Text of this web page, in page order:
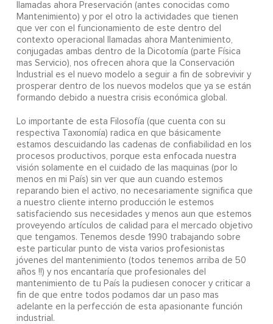
llamadas ahora Preservación (antes conocidas como
Mantenimiento) y por el otro la actividades que tienen
que ver con el funcionamiento de este dentro del
contexto operacional llamadas ahora Mantenimiento,
conjugadas ambas dentro de la Dicotomía (parte Física
mas Servicio), nos ofrecen ahora que la Conservación
Industrial es el nuevo modelo a seguir a fin de sobrevivir y
prosperar dentro de los nuevos modelos que ya se están
formando debido a nuestra crisis económica global.
Lo importante de esta Filosofía (que cuenta con su
respectiva Taxonomía) radica en que básicamente
estamos descuidando las cadenas de confiabilidad en los
procesos productivos, porque esta enfocada nuestra
visión solamente en el cuidado de las maquinas (por lo
menos en mi País) sin ver que aun cuando estemos
reparando bien el activo, no necesariamente significa que
a nuestro cliente interno producción le estemos
satisfaciendo sus necesidades y menos aun que estemos
proveyendo artículos de calidad para el mercado objetivo
que tengamos. Tenemos desde 1990 trabajando sobre
este particular punto de vista varios profesionistas
jóvenes del mantenimiento (todos tenemos arriba de 50
años !!) y nos encantaría que profesionales del
mantenimiento de tu País la pudiesen conocer y criticar a
fin de que entre todos podamos dar un paso mas
adelante en la perfección de esta apasionante función
industrial.